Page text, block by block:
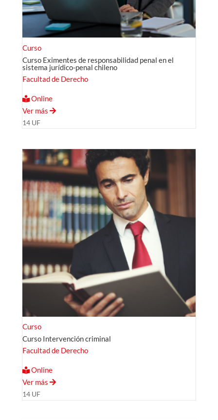
Curso
Curso Eximentes de responsabilidad penal en el
sistema jurídico-penal chileno
Facultad de Derecho
Online
Ver más
14 UF
Curso
Curso Intervención criminal
Facultad de Derecho
Online
Ver más
14 UF